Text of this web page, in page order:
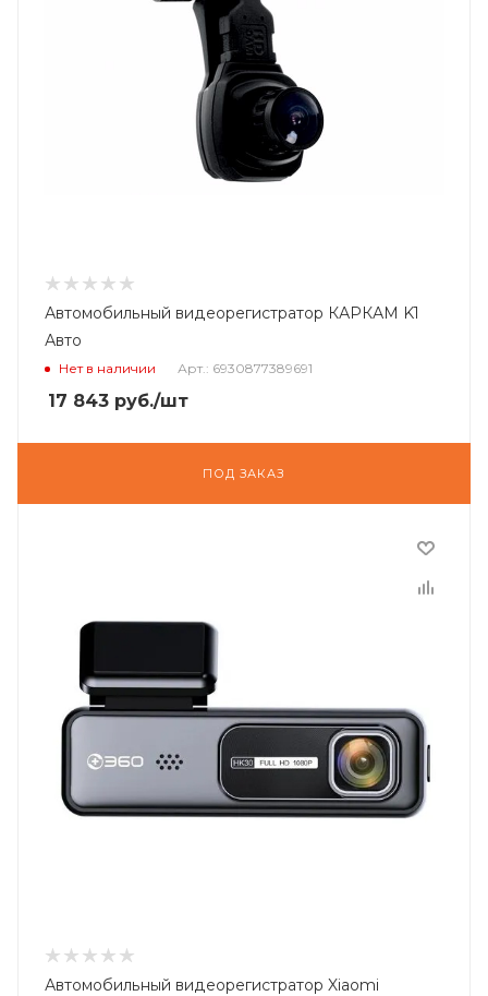
Автомобильный видеорегистратор КАРКАМ K1
Авто
Нет в наличии Арт.: 6930877389691
17 843 руб./шт
ПОД ЗАКАЗ
Автомобильный видеорегистратор Xiaomi